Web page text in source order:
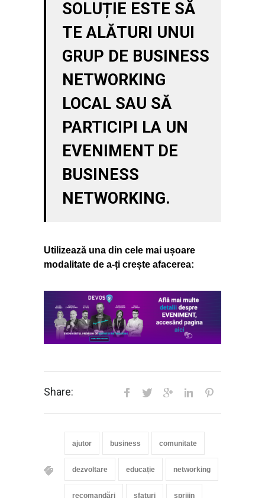
SOLUȚIE ESTE SĂ
TE ALĂTURI UNUI
GRUP DE BUSINESS
NETWORKING
LOCAL SAU SĂ
PARTICIPI LA UN
EVENIMENT DE
BUSINESS
NETWORKING.
Utilizează una din cele mai ușoare
modalitate de a-ți crește afacerea:
Share:
ajutor business comunitate
dezvoltare educație networking
recomandări sfaturi sprijin